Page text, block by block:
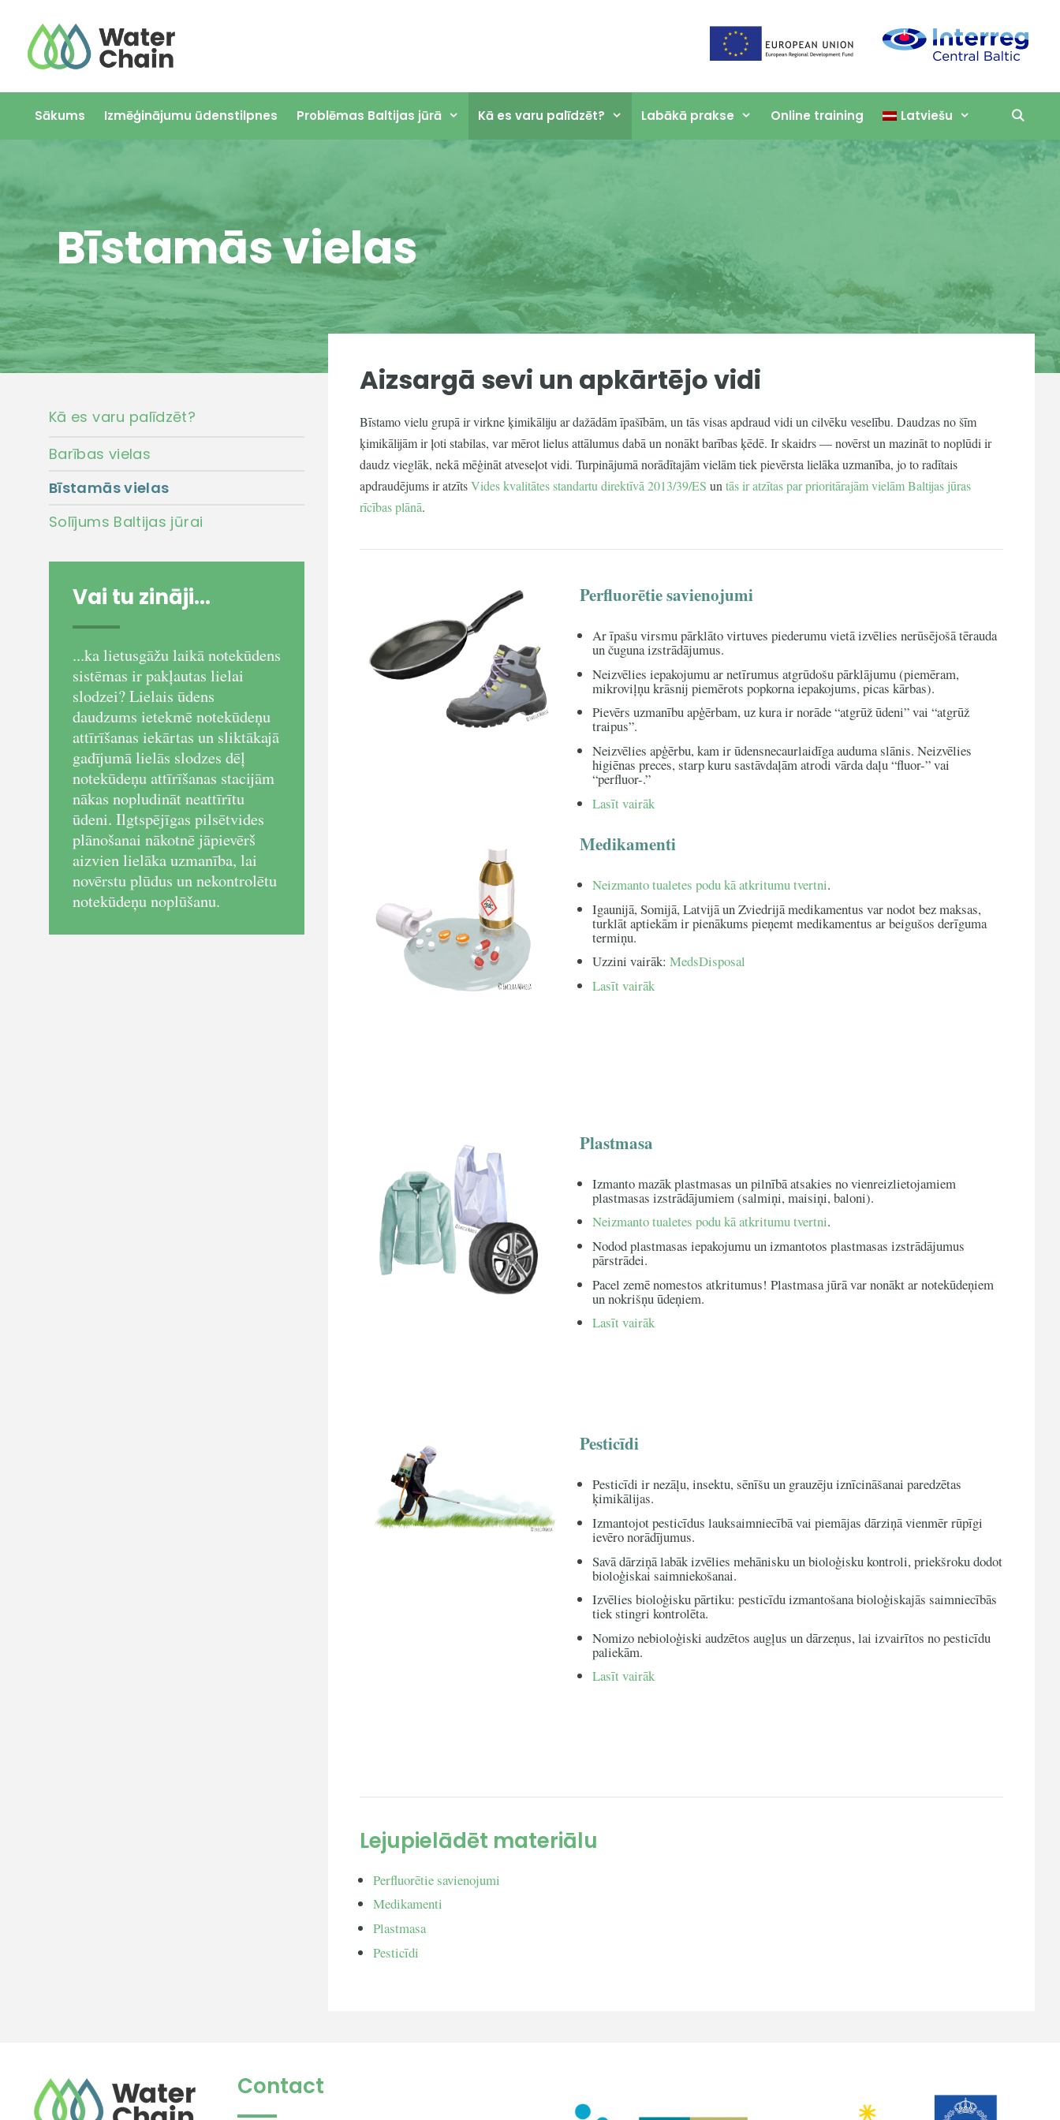
content
Sākums Izmēģinājumu ūdenstilpnes Problēmas Baltijas jūrā Kā es varu palīdzēt? Labākā prakse Online training Latviešu
Bīstamās vielas
Aizsargā sevi un apkārtējo vidi
Bīstamo vielu grupā ir virkne ķimikāliju ar dažādām īpašībām, un tās visas apdraud vidi un cilvēku veselību. Daudzas no šīm
ķimikālijām ir ļoti stabilas, var mērot lielus attālumus dabā un nonākt barības ķēdē. Ir skaidrs — novērst un mazināt to noplūdi ir
daudz vieglāk, nekā mēģināt atveseļot vidi. Turpinājumā norādītajām vielām tiek pievērsta lielāka uzmanība, jo to radītais
apdraudējums ir atzītsVides kvalitātes standartu direktīvā 2013/39/ES un tās ir atzītas par prioritārajām vielām Baltijas jūras
rīcības plānā.
Perfluorētie savienojumi
Ar īpašu virsmu pārklāto virtuves piederumu vietā izvēlies nerūsējošā tērauda
un čuguna izstrādājumus.
Neizvēlies iepakojumu ar netīrumus atgrūdošu pārklājumu (piemēram,
mikroviļņu krāsnij piemērots popkorna iepakojums, picas kārbas).
Pievērs uzmanību apģērbam, uz kura ir norāde “atgrūž ūdeni” vai “atgrūž
traipus”.
Neizvēlies apģērbu, kam ir ūdensnecaurlaidīga auduma slānis. Neizvēlies
higiēnas preces, starp kuru sastāvdaļām atrodi vārda daļu “fluor-” vai
“perfluor-.”
Lasīt vairāk
Medikamenti
Neizmanto tualetes podu kā atkritumu tvertni.
Igaunijā, Somijā, Latvijā un Zviedrijā medikamentus var nodot bez maksas,
turklāt aptiekām ir pienākums pieņemt medikamentus ar beigušos derīguma
termiņu.
Uzzini vairāk:MedsDisposal
Lasīt vairāk
Plastmasa
Izmanto mazāk plastmasas un pilnībā atsakies no vienreizlietojamiem
plastmasas izstrādājumiem (salmiņi, maisiņi, baloni).
Neizmanto tualetes podu kā atkritumu tvertni.
Nodod plastmasas iepakojumu un izmantotos plastmasas izstrādājumus
pārstrādei.
Pacel zemē nomestos atkritumus! Plastmasa jūrā var nonākt ar notekūdeņiem
un nokrišņu ūdeņiem.
Lasīt vairāk
Pesticīdi
Pesticīdi ir nezāļu, insektu, sēnīšu un grauzēju iznīcināšanai paredzētas
ķimikālijas.
Izmantojot pesticīdus lauksaimniecībā vai piemājas dārziņā vienmēr rūpīgi
ievēro norādījumus.
Savā dārziņā labāk izvēlies mehānisku un bioloģisku kontroli, priekšroku dodot
bioloģiskai saimniekošanai.
Izvēlies bioloģisku pārtiku: pesticīdu izmantošana bioloģiskajās saimniecībās
tiek stingri kontrolēta.
Nomizo nebioloģiski audzētos augļus un dārzeņus, lai izvairītos no pesticīdu
paliekām.
Lasīt vairāk
Lejupielādēt materiālu
Perfluorētie savienojumi
Medikamenti
Plastmasa
Pesticīdi
Kā es varu palīdzēt?
Barības vielas
Bīstamās vielas
Solījums Baltijas jūrai
Vai tu zināji...
...ka lietusgāžu laikā notekūdens
sistēmas ir pakļautas lielai
slodzei? Lielais ūdens
daudzums ietekmē notekūdeņu
attīrīšanas iekārtas un sliktākajā
gadījumā lielās slodzes dēļ
notekūdeņu attīrīšanas stacijām
nākas nopludināt neattīrītu
ūdeni. Ilgtspējīgas pilsētvides
plānošanai nākotnē jāpievērš
aizvien lielāka uzmanība, lai
novērstu plūdus un nekontrolētu
notekūdeņu noplūšanu.
Contact